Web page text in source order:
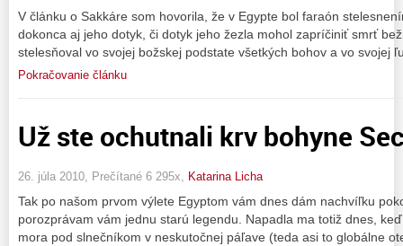
V článku o Sakkáre som hovorila, že v Egypte bol faraón
dokonca aj jeho dotyk, či dotyk jeho žezla mohol zapríčiniť smrť
stelesňoval vo svojej božskej podstate všetkých bohov a vo svojej
Pokračovanie článku
Už ste ochutnali krv bohyne
26. júla 2010, Prečítané 6 295x, Katarina Licha
Tak po našom prvom výlete Egyptom vám dnes dám nachvíľku
porozprávam vám jednu starú legendu. Napadla ma totiž dnes,
mora pod slnečníkom v neskutočnej páľave (teda asi to globálne